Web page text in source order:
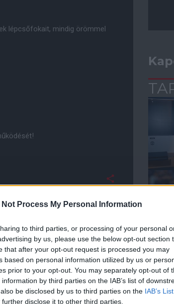
Not Process My Personal Information
to third parties, or processing of your personal
by us, please use the below opt-out section
that after your opt-out request is processed you may
based on personal information utilized by us or
prior to your opt-out. You may separately opt-out of
by third parties on the IAB’s list of
be disclosed by us to third parties on the IAB’s
disclose it to other third parties.
lépcsőfokait, mindig örömmel